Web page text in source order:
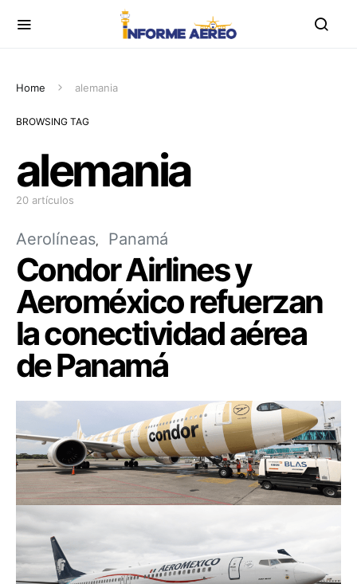
Home alemania
BROWSING TAG
alemania
20 artículos
Aerolíneas Panamá
Condor Airlines y
Aeroméxico refuerzan
la conectividad aérea
de Panamá